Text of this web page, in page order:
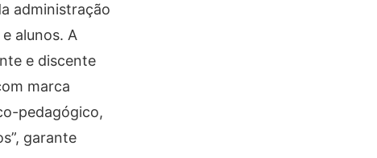
administração
alunos. A
e discente
marca
pedagógico,
garante